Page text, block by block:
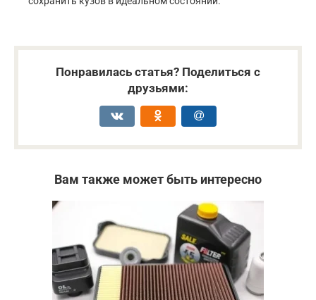
Понравилась статья? Поделиться с
друзьями:
Вам также может быть интересно